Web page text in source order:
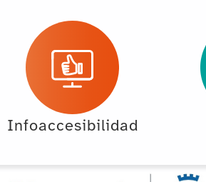
Infoaccesibilidad